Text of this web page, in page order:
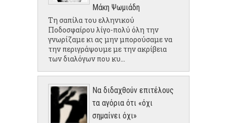
Μάκη Ψωμιάδη
Τη σαπίλα του ελληνικού
Ποδοσφαίρου λίγο-πολύ όλη την
γνωρίζαμε κι ας μην μπορούσαμε να
την περιγράψουμε με την ακρίβεια
των διαλόγων που κυ...
Να διδαχθούν επιτέλους
τα αγόρια ότι «όχι
σημαίνει όχι»